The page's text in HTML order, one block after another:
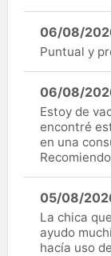
06/08/
Puntual y
06/08/
Estoy de
encontré
en una
05/08/
La chica
ayudo
hacía uso